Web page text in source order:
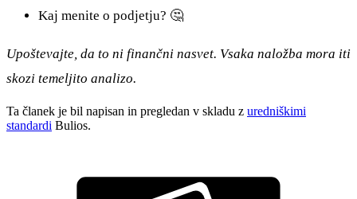
Kaj menite o podjetju? 🤔
Upoštevajte, da to ni finančni nasvet. Vsaka naložba mora iti
skozi temeljito analizo.
Ta članek je bil napisan in pregledan v skladu z uredniškimi
standardi Bulios.